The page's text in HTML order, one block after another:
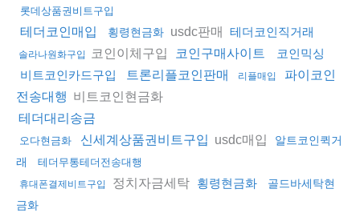
롯데상품권비트구입
테더코인매입 횡령현금화 usdc판매 테더코인직거래
솔라나원화구입 코인이체구입 코인구매사이트
코인믹싱
비트코인카드구입
트론리플코인판매 리플매입
파이코인
전송대행 비트코인현금화
테더대리송금
오다현금화 신세계상품권비트구입 usdc매입
알트코인퀵거
래
테더무통테더전송대행
휴대폰결제비트구입 정치자금세탁 횡령현금화
골드바세탁현
금화